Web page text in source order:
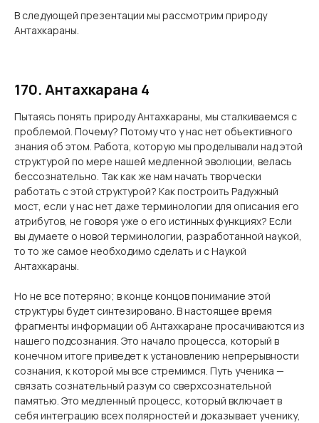
В следующей презентации мы рассмотрим природу
Антахкараны.
170. Антахкарана 4
Пытаясь понять природу Антахкараны, мы сталкиваемся с
проблемой. Почему? Потому что у нас нет объективного
знания об этом. Работа, которую мы проделывали над этой
структурой по мере нашей медленной эволюции, велась
бессознательно. Так как же нам начать творчески
работать с этой структурой? Как построить Радужный
мост, если у нас нет даже терминологии для описания его
атрибутов, не говоря уже о его истинных функциях? Если
вы думаете о новой терминологии, разработанной наукой,
то то же самое необходимо сделать и с Наукой
Антахкараны.
Но не все потеряно; в конце концов понимание этой
структуры будет синтезировано. В настоящее время
фрагменты информации об Антахкаране просачиваются из
нашего подсознания. Это начало процесса, который в
конечном итоге приведет к установлению непрерывности
сознания, к которой мы все стремимся. Путь ученика —
связать сознательный разум со сверхсознательной
памятью. Это медленный процесс, который включает в
себя интеграцию всех полярностей и доказывает ученику,